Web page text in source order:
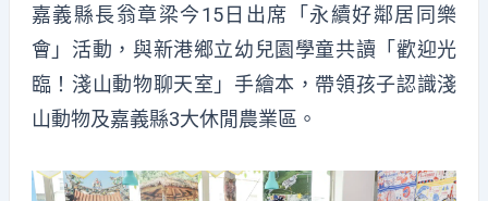
嘉義縣長翁章梁今15日出席「永續好鄰居同樂
會」活動，與新港鄉立幼兒園學童共讀「歡迎光
臨！淺山動物聊天室」手繪本，帶領孩子認識淺
山動物及嘉義縣3大休閒農業區。